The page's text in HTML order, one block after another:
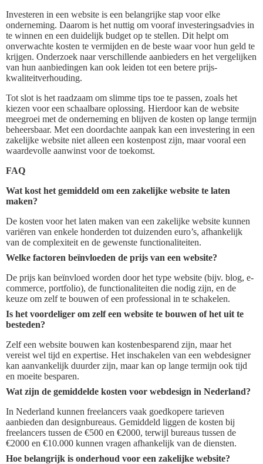
Investeren in een website is een belangrijke stap voor elke
onderneming. Daarom is het nuttig om vooraf investeringsadvies in
te winnen en een duidelijk budget op te stellen. Dit helpt om
onverwachte kosten te vermijden en de beste waar voor hun geld te
krijgen. Onderzoek naar verschillende aanbieders en het vergelijken
van hun aanbiedingen kan ook leiden tot een betere prijs-
kwaliteitverhouding.
Tot slot is het raadzaam om slimme tips toe te passen, zoals het
kiezen voor een schaalbare oplossing. Hierdoor kan de website
meegroei met de onderneming en blijven de kosten op lange termijn
beheersbaar. Met een doordachte aanpak kan een investering in een
zakelijke website niet alleen een kostenpost zijn, maar vooral een
waardevolle aanwinst voor de toekomst.
FAQ
Wat kost het gemiddeld om een zakelijke website te laten
maken?
De kosten voor het laten maken van een zakelijke website kunnen
variëren van enkele honderden tot duizenden euro’s, afhankelijk
van de complexiteit en de gewenste functionaliteiten.
Welke factoren beïnvloeden de prijs van een website?
De prijs kan beïnvloed worden door het type website (bijv. blog, e-
commerce, portfolio), de functionaliteiten die nodig zijn, en de
keuze om zelf te bouwen of een professional in te schakelen.
Is het voordeliger om zelf een website te bouwen of het uit te
besteden?
Zelf een website bouwen kan kostenbesparend zijn, maar het
vereist wel tijd en expertise. Het inschakelen van een webdesigner
kan aanvankelijk duurder zijn, maar kan op lange termijn ook tijd
en moeite besparen.
Wat zijn de gemiddelde kosten voor webdesign in Nederland?
In Nederland kunnen freelancers vaak goedkopere tarieven
aanbieden dan designbureaus. Gemiddeld liggen de kosten bij
freelancers tussen de €500 en €2000, terwijl bureaus tussen de
€2000 en €10.000 kunnen vragen afhankelijk van de diensten.
Hoe belangrijk is onderhoud voor een zakelijke website?